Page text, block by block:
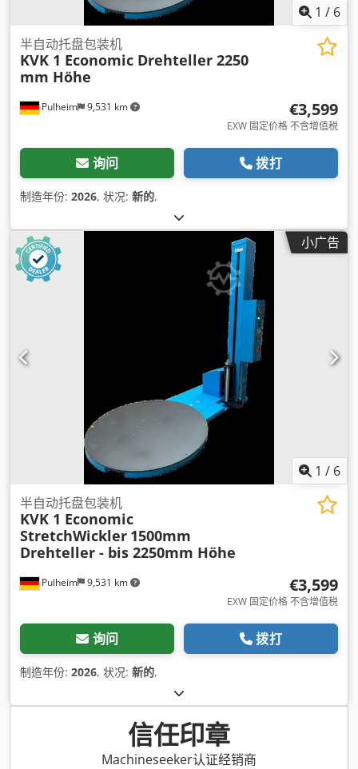
1 / 6
Pulheim 9,531 km
半自动托盘包装机
KVK 1 Economic Drehteller 2250
mm Höhe
€3,599
EXW 固定价格 不含增值税
询问 拨打
制造年份: 2026, 状况: 新的,
小广告
1 / 6
Pulheim 9,531 km
半自动托盘包装机
KVK 1 Economic
StretchWickler 1500mm
Drehteller - bis 2250mm Höhe
€3,599
EXW 固定价格 不含增值税
询问 拨打
制造年份: 2026, 状况: 新的,
信任印章
Machineseeker认证经销商